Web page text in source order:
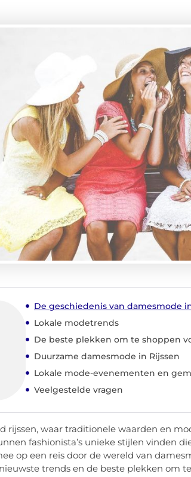
De geschiedenis van damesmode
Lokale modetrends
De beste plekken om te shoppen
Duurzame damesmode in Rijssen
Lokale mode-evenementen en
Veelgestelde vragen
rijssen, waar traditionele waarden en
fashionista’s unieke stijlen vinden
op een reis door de wereld van
trends en de beste plekken om